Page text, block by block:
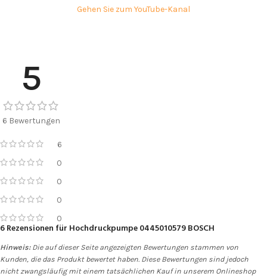
Gehen Sie zum YouTube-Kanal
5
6 Bewertungen
6
0
0
0
0
6 Rezensionen für Hochdruckpumpe 0445010579 BOSCH
Hinweis:Die auf dieser Seite angezeigten Bewertungen stammen von
Kunden, die das Produkt bewertet haben. Diese Bewertungen sind jedoch
nicht zwangsläufig mit einem tatsächlichen Kauf in unserem Onlineshop